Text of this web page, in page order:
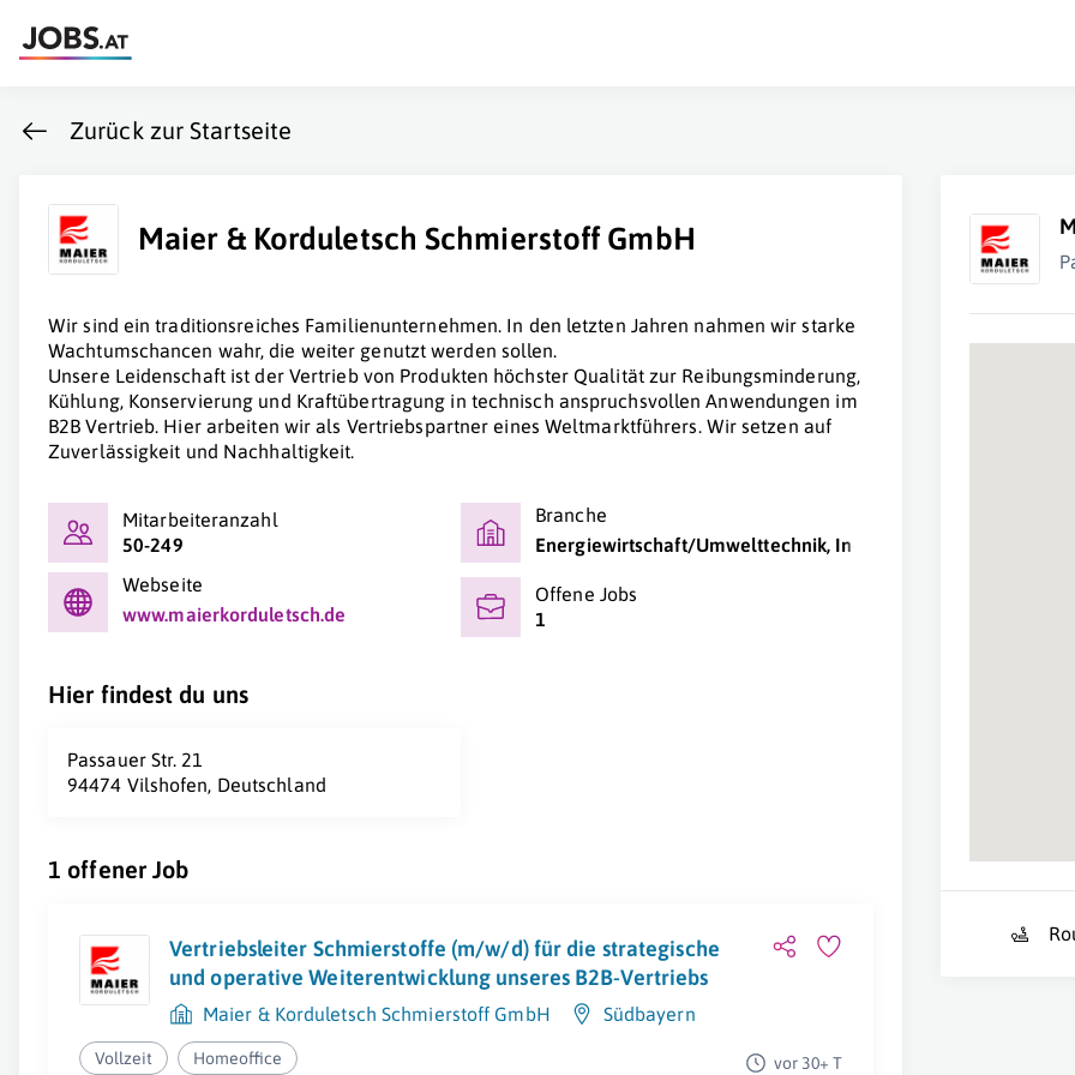
Zurück zur Startseite
Maier & Korduletsch Schmierstoff GmbH
Wir sind ein traditionsreiches Familienunternehmen. In den letzten Jahren nahmen wir starke
Wachtumschancen wahr, die weiter genutzt werden sollen.
Unsere Leidenschaft ist der Vertrieb von Produkten höchster Qualität zur Reibungsminderung,
Kühlung, Konservierung und Kraftübertragung in technisch anspruchsvollen Anwendungen im
B2B Vertrieb. Hier arbeiten wir als Vertriebspartner eines Weltmarktführers. Wir setzen auf
Zuverlässigkeit und Nachhaltigkeit.
Mitarbeiteranzahl
50-249
Branche
Energiewirtschaft/Umwelttechnik, Industrie/Produktion
Webseite
www.maierkorduletsch.de
Offene Jobs
1
Hier findest du uns
Passauer Str. 21
94474 Vilshofen, Deutschland
1 offener Job
Vertriebsleiter Schmierstoffe (m/w/d) für die strategische
und operative Weiterentwicklung unseres B2B-Vertriebs
Maier & Korduletsch Schmierstoff GmbH Südbayern
Vollzeit Homeoffice vor 30+ T